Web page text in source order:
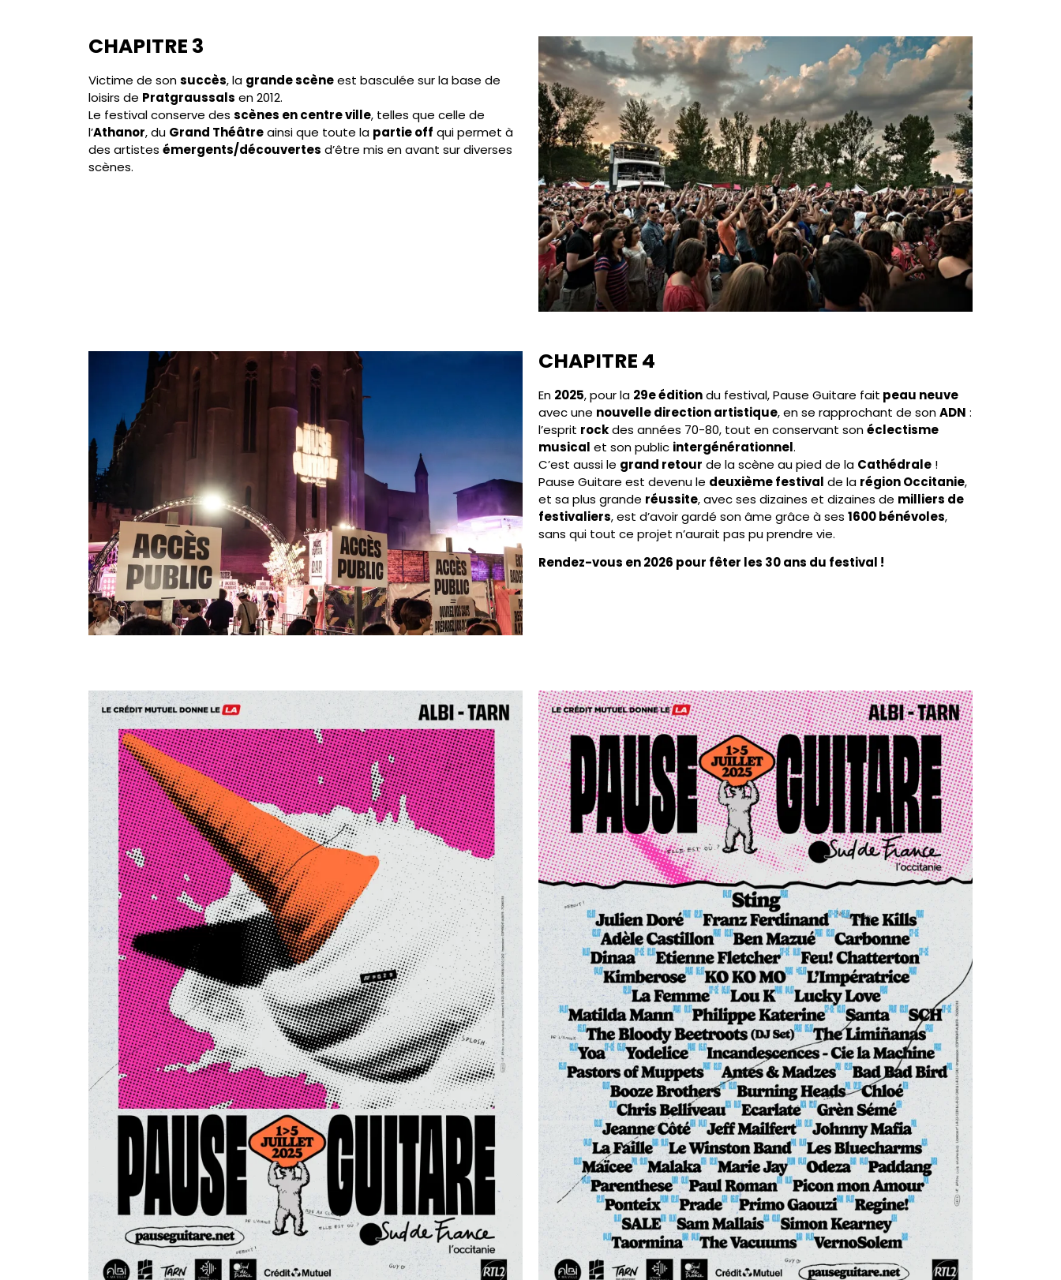
CHAPITRE 3
Victime de sonsuccès, la grande scèneest basculée sur la base de
loisirs de Pratgraussals en 2012.
Le festival conserve des scènes en centre ville, telles que celle de
l’Athanor, du Grand Théâtreainsi que toute la partie off qui permet à
des artistes émergents/découvertes d’être mis en avant sur diverses
scènes.
CHAPITRE 4
En 2025, pour la 29e éditiondu festival, Pause Guitare fait peau neuve
avec une nouvelle direction artistique, en se rapprochant de sonADN :
l’esprit rockdes années 70-80, tout en conservant sonéclectisme
musical et son public intergénérationnel.
C’est aussi le grand retour de la scène au pied de la Cathédrale !
Pause Guitare est devenu le deuxième festival de la région Occitanie,
et sa plus grande réussite, avec ses dizaines et dizaines de milliers de
festivaliers, est d’avoir gardé son âme grâce à ses 1600 bénévoles,
sans qui tout ce projet n’aurait pas pu prendre vie.
Rendez-vous en 2026 pour fêter les 30 ans du festival !